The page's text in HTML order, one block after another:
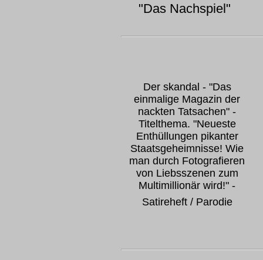
"Das Nachspiel"
Der skandal - "Das
einmalige Magazin der
nackten Tatsachen" -
Titelthema. "Neueste
Enthüllungen pikanter
Staatsgeheimnisse! Wie
man durch Fotografieren
von Liebsszenen zum
Multimillionär wird!" -
Satireheft / Parodie